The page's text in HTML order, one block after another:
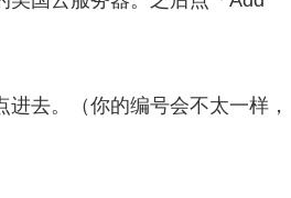
去。（你的编号会不太一样，